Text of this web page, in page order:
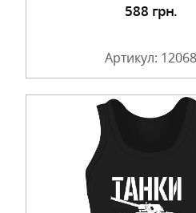
588 грн.
Артикул: 12068
Подробнее